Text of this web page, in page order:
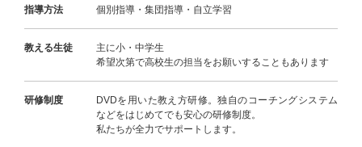
指導方法 個別指導・集団指導・自立学習
教える生徒
主に小・中学生
希望次第で高校生の担当をお願いすることもあります
研修制度
DVDを用いた教え方研修。独自のコーチングシステム
などをはじめてでも安心の研修制度。
私たちが全力でサポートします。